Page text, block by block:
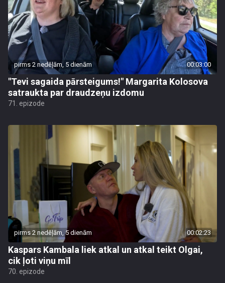
pirms 2 nedēļām, 5 dienām 00:03:00
"Tevi sagaida pārsteigums!" Margarita Kolosova
satraukta par draudzeņu izdomu
71. epizode
pirms 2 nedēļām, 5 dienām 00:02:23
Kaspars Kambala liek atkal un atkal teikt Olgai,
cik ļoti viņu mīl
70. epizode